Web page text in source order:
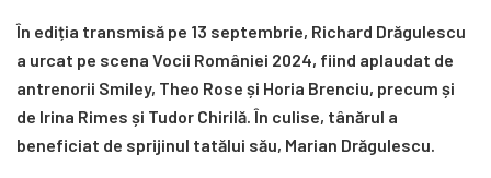
În ediția transmisă pe 13 septembrie, Richard Drăgulescu
a urcat pe scena Vocii României 2024, fiind aplaudat de
antrenorii Smiley, Theo Rose și Horia Brenciu, precum și
de Irina Rimes și Tudor Chirilă. În culise, tânărul a
beneficiat de sprijinul tatălui său, Marian Drăgulescu.